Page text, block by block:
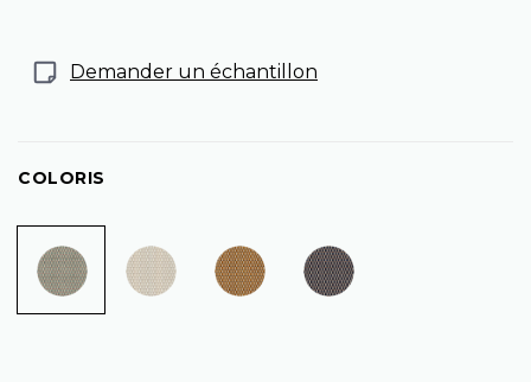
Demander un échantillon
COLORIS